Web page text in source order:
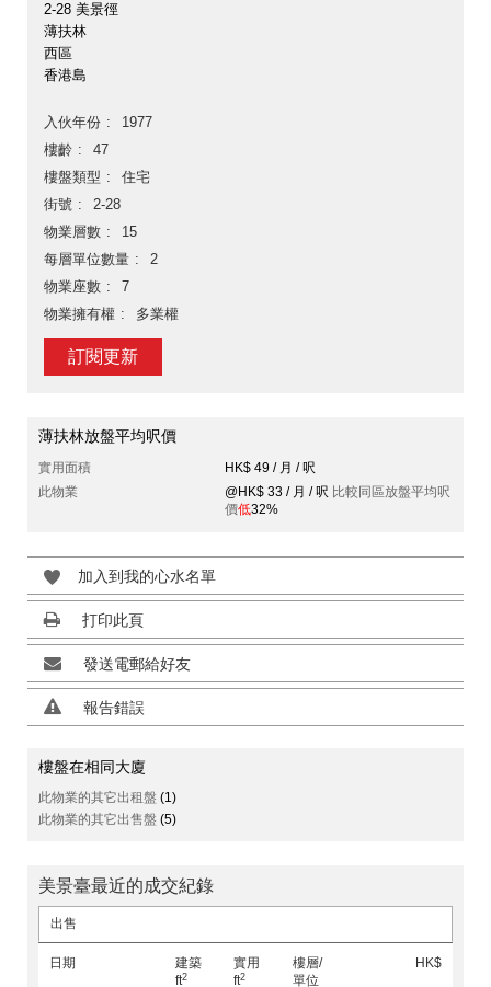
2-28 美景徑
薄扶林
西區
香港島
入伙年份
1977
樓齡
47
樓盤類型
住宅
街號
2-28
物業層數
15
每層單位數量
2
物業座數
7
物業擁有權
多業權
訂閱更新
薄扶林放盤平均呎價
實用面積
HK$ 49 / 月 / 呎
此物業
@HK$ 33 / 月 / 呎 比較同區放盤平均呎
價低32%
加入到我的心水名單
打印此頁
發送電郵給好友
報告錯誤
樓盤在相同大廈
此物業的其它出租盤 (1)
此物業的其它出售盤 (5)
美景臺最近的成交紀錄
出售
日期
建築
ft2
實用
ft2
樓層/
單位
HK$